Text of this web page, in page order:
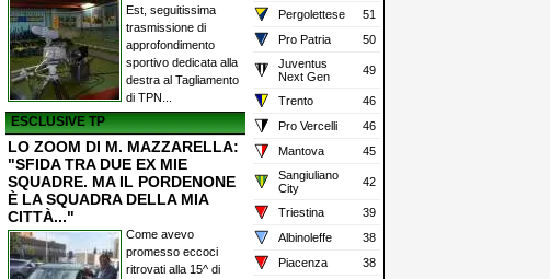
Est, seguitissima
trasmissione di
approfondimento
sportivo dedicata alla
destra al Tagliamento
di TPN...
ESCLUSIVE TP
LO ZOOM DI M. MAZZARELLA:
"SFIDA TRA DUE EX MIE
SQUADRE. MA IL PORDENONE
È LA SQUADRA DELLA MIA
CITTÀ..."
Come avevo
promesso eccoci
ritrovati alla 15^ di
Pergolettese
51
Pro Patria
50
Juventus
Next Gen
49
Trento
46
Pro Vercelli
46
Mantova
45
Sangiuliano
City
42
Triestina
39
Albinoleffe
38
Piacenza
38